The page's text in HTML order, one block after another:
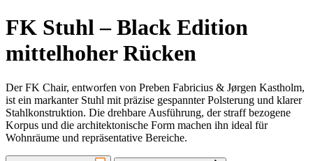
FK Stuhl – Black Edition
mittelhoher Rücken
Der FK Chair, entworfen von Preben Fabricius & Jørgen Kastholm,
ist ein markanter Stuhl mit präzise gespannter Polsterung und klarer
Stahlkonstruktion. Die drehbare Ausführung, der straff bezogene
Korpus und die architektonische Form machen ihn ideal für
Wohnräume und repräsentative Bereiche.